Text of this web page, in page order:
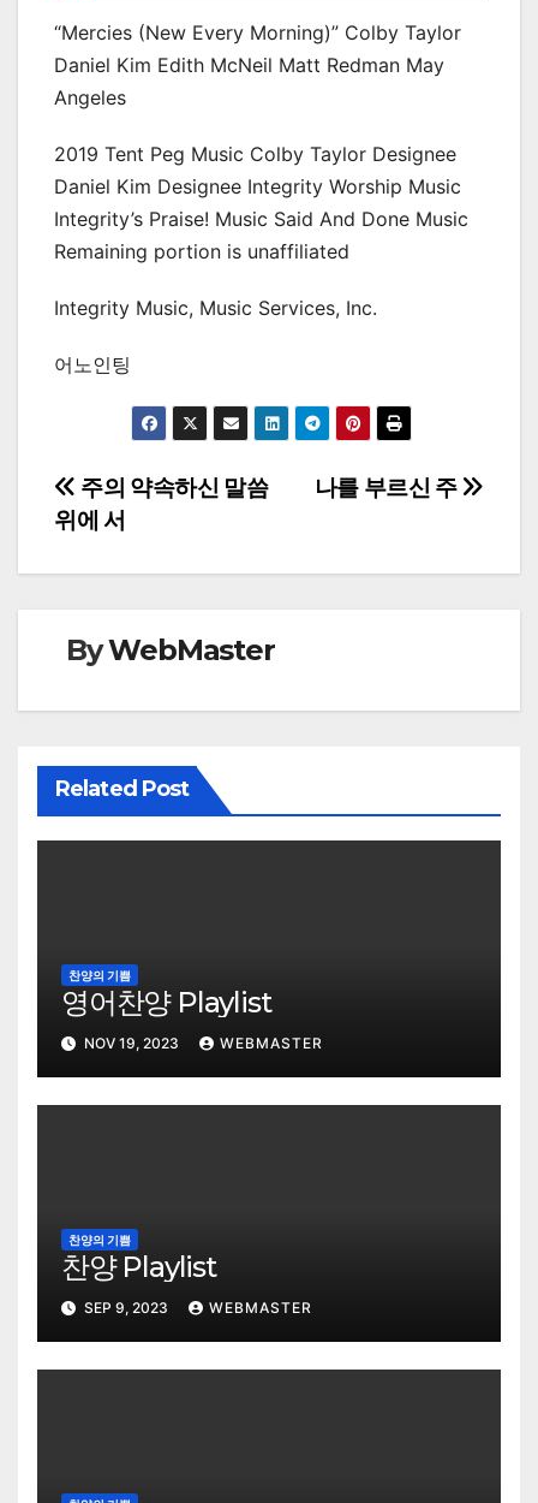
“Mercies (New Every Morning)” Colby Taylor
Daniel Kim Edith McNeil Matt Redman May
Angeles
2019 Tent Peg Music Colby Taylor Designee
Daniel Kim Designee Integrity Worship Music
Integrity’s Praise! Music Said And Done Music
Remaining portion is unaffiliated
Integrity Music, Music Services, Inc.
어노인팅
Post
navigation
나를 부르신 주
주의 약속하신 말씀
위에 서
ByWebMaster
Related Post
찬양의 기쁨
영어찬양 Playlist
NOV 19, 2023 WEBMASTER
찬양의 기쁨
찬양 Playlist
SEP 9, 2023 WEBMASTER